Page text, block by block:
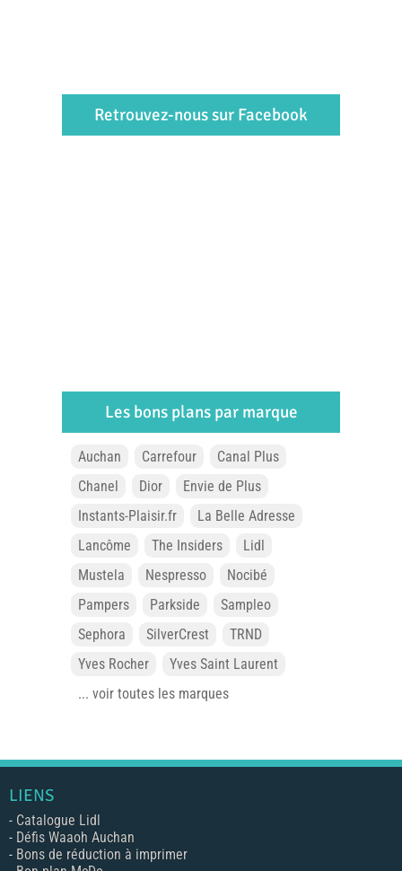
Retrouvez-nous sur Facebook
Les bons plans par marque
Auchan Carrefour
Canal Plus
Chanel
Dior
Envie de Plus
Instants-Plaisir.fr
La Belle Adresse
Lancôme
The Insiders
Lidl
Mustela
Nespresso
Nocibé
Pampers
Parkside
Sampleo
Sephora
SilverCrest
TRND
Yves Rocher
Yves Saint Laurent
... voir toutes les marques
LIENS
- Catalogue Lidl
- Défis Waaoh Auchan
- Bons de réduction à imprimer